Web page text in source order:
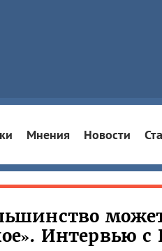
Мнения Новости
Интервью